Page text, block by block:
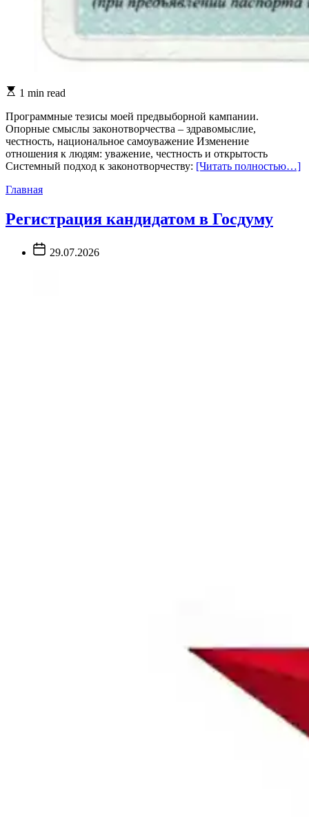
Estimated
time
1 min read
Программные тезисы моей предвыборной кампании.
Опорные смыслы законотворчества – здравомыслие,
честность, национальное самоуважение Изменение
отношения к людям: уважение, честность и открытость
Системный подход к законотворчеству: [Читать полностью…]
Главная
Регистрация кандидатом в Госдуму
Post
Date
29.07.2026